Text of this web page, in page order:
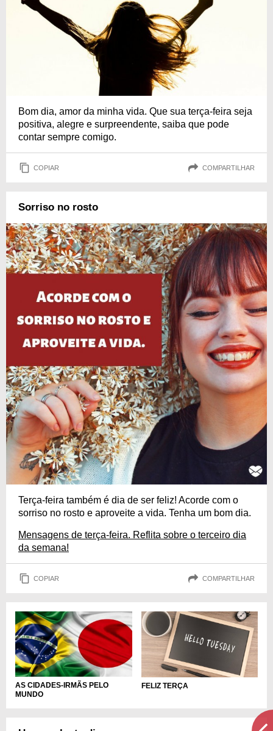
Bom dia, amor da minha vida. Que sua terça-feira seja
positiva, alegre e surpreendente, saiba que pode
contar sempre comigo.
COPIAR COMPARTILHAR
Sorriso no rosto
Terça-feira também é dia de ser feliz! Acorde com o
sorriso no rosto e aproveite a vida. Tenha um bom dia.
Mensagens de terça-feira. Reflita sobre o terceiro dia
da semana!
COPIAR COMPARTILHAR
AS CIDADES-IRMÃS PELO
MUNDO
FELIZ TERÇA